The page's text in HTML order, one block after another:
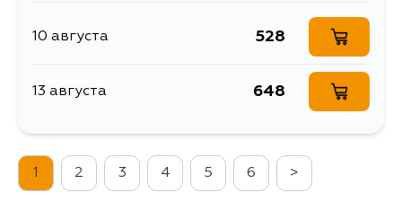
10 августа 528
13 августа 648
1 2 3 4 5 6 >